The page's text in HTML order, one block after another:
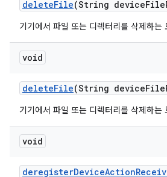
deleteFile(String deviceFile
기기에서 파일 또는 디렉터리를 삭제하는
void
deleteFile(String deviceFile
기기에서 파일 또는 디렉터리를 삭제하는
void
deregisterDeviceAction